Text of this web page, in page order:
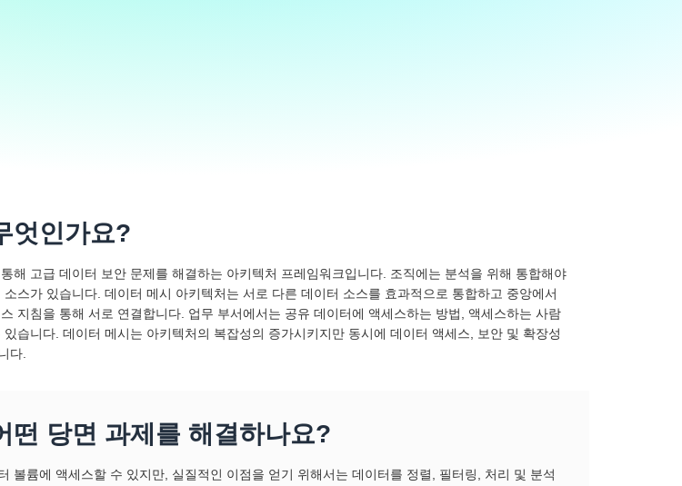
엇인가요?
해 고급 데이터 보안 문제를 해결하는 아키텍처 프레임워크입니다. 조직에는 분석을 위해 통합해야
스가 있습니다. 데이터 메시 아키텍처는 서로 다른 데이터 소스를 효과적으로 통합하고 중앙에서
지침을 통해 서로 연결합니다. 업무 부서에서는 공유 데이터에 액세스하는 방법, 액세스하는 사람
습니다. 데이터 메시는 아키텍처의 복잡성의 증가시키지만 동시에 데이터 액세스, 보안 및 확장성
다.
떤 당면 과제를 해결하나요?
볼륨에 액세스할 수 있지만, 실질적인 이점을 얻기 위해서는 데이터를 정렬, 필터링, 처리 및 분석